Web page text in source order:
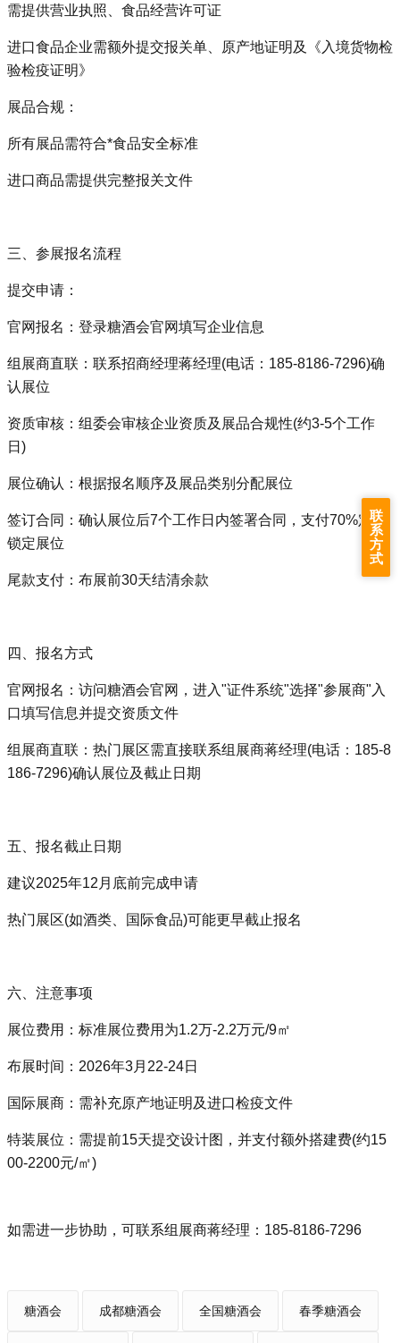
需提供营业执照、食品经营许可证
进口食品企业需额外提交报关单、原产地证明及《入境货物检
验检疫证明》‌
展品合规‌：
所有展品需符合*食品安全标准
进口商品需提供完整报关文件‌
三、参展报名流程
提交申请‌：
官网报名：登录糖酒会官网填写企业信息
组展商直联：联系招商经理蒋经理(电话：185-8186-7296)确
认展位‌
资质审核‌：组委会审核企业资质及展品合规性(约3-5个工作
日)‌
展位确认‌：根据报名顺序及展品类别分配展位‌
签订合同‌：确认展位后7个工作日内签署合同，支付70%定金
锁定展位‌
尾款支付‌：布展前30天结清余款‌
四、报名方式
官网报名‌：访问糖酒会官网，进入"证件系统"选择"参展商"入
口填写信息并提交资质文件‌
组展商直联‌：热门展区需直接联系组展商蒋经理(电话：185-8
186-7296)确认展位及截止日期‌
五、报名截止日期
建议‌2025年12月底前‌完成申请
热门展区(如酒类、国际食品)可能更早截止报名‌
六、注意事项
展位费用‌：标准展位费用为1.2万-2.2万元/9㎡‌
布展时间‌：2026年3月22-24日‌
国际展商‌：需补充原产地证明及进口检疫文件‌
特装展位‌：需提前15天提交设计图，并支付额外搭建费(约15
00-2200元/㎡)‌
如需进一步协助，可联系组展商蒋经理： 185-8186-7296
糖酒会 成都糖酒会 全国糖酒会 春季糖酒会
联
系
方
式